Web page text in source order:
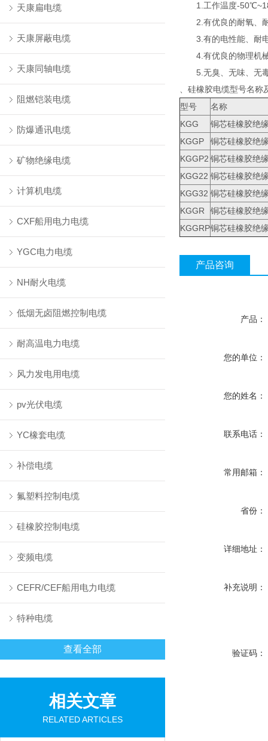
天康扁电缆
天康屏蔽电缆
天康同轴电缆
阻燃铠装电缆
防爆通讯电缆
矿物绝缘电缆
计算机电缆
CXF船用电力电缆
YGC电力电缆
NH耐火电缆
低烟无卤阻燃控制电缆
耐高温电力电缆
风力发电用电缆
pv光伏电缆
YC橡套电缆
补偿电缆
氟塑料控制电缆
硅橡胶控制电缆
变频电缆
CEFR/CEF船用电力电缆
特种电缆
查看全部
相关文章
RELATED ARTICLES
1.工作温度-
2.有优良的耐氧、耐
3.有的电性能、耐电
4.有优良的物理机械
5.无臭、无味、无毒
、硅橡胶电缆型号名称
型号
名称
KGG
铜芯硅橡胶绝
KGGP
铜芯硅橡胶绝
KGGP2 铜芯硅橡胶绝
KGG22 铜芯硅橡胶绝
KGG32 铜芯硅橡胶绝
KGGR
铜芯硅橡胶绝
KGGRP铜芯硅橡胶绝
产品咨询
产品：
您的单位：
您的姓名：
联系电话：
常用邮箱：
省份：
详细地址：
补充说明：
验证码：